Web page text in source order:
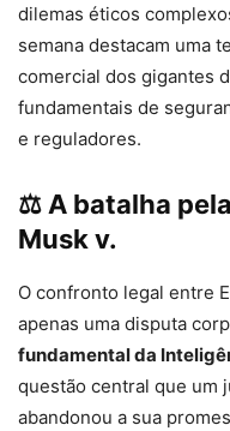
dilemas éticos
semana destacam uma
comercial dos gigantes
fundamentais de
e reguladores.
⚖️ A batalha
Musk v.
O confronto legal entre
apenas uma disputa
fundamental da
questão central que um
abandonou a sua